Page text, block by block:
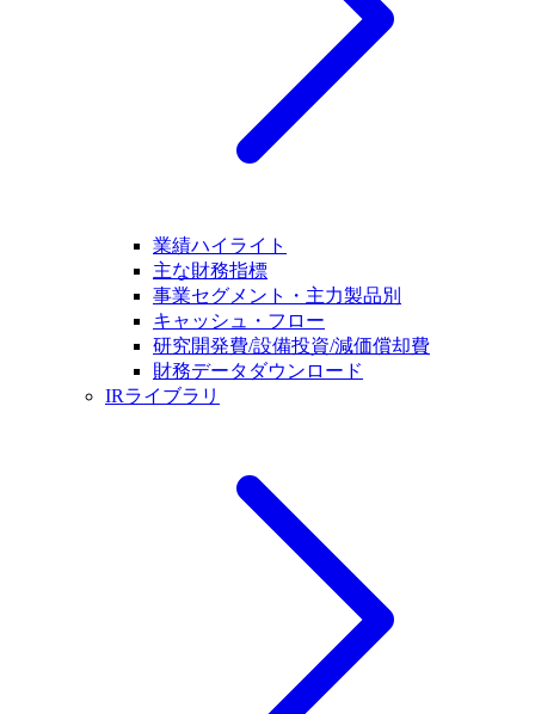
業績ハイライト
主な財務指標
事業セグメント・主力製品別
キャッシュ・フロー
研究開発費/設備投資/減価償却費
財務データダウンロード
IRライブラリ